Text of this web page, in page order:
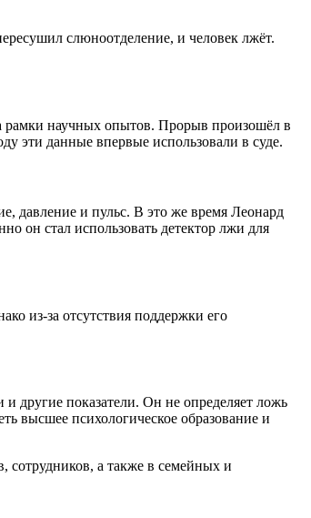
слюноотделение, и человек лжёт.
рамки научных опытов. Прорыв произошёл в
эти данные впервые использовали в суде.
давление и пульс. В это же время Леонард
он стал использовать детектор лжи для
из-за отсутствия поддержки его
другие показатели. Он не определяет ложь
высшее психологическое образование и
а также в семейных и